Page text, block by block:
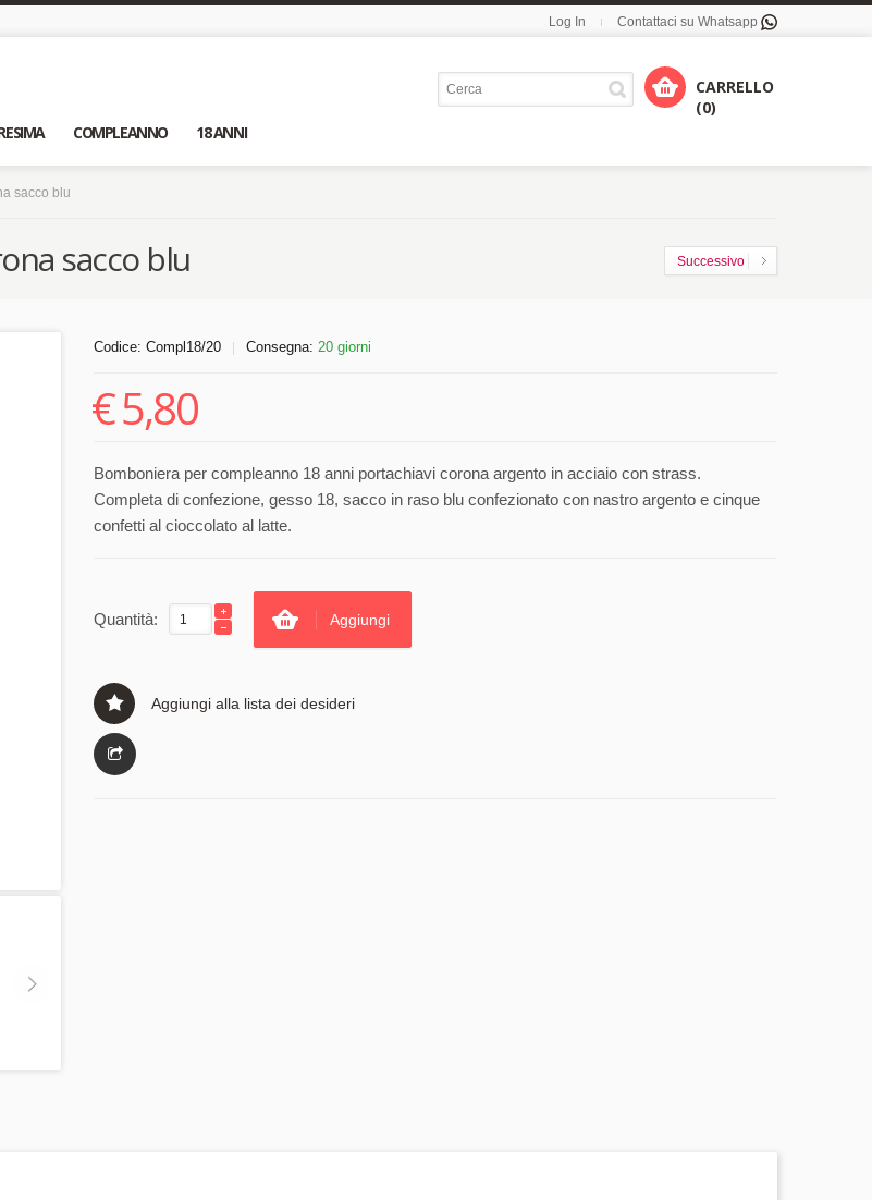
Log In Contattaci su Whatsapp
COMPLEANNO 18 ANNI
CARRELLO
(0)
sacco blu
Successivo
sacco blu
Codice: Compl18/20 Consegna: 20 giorni
€5,80
Bomboniera per compleanno 18 anni portachiavi corona argento in acciaio con strass.
Completa di confezione, gesso 18, sacco in raso blu confezionato con nastro argento e cinque
confetti al cioccolato al latte.
Quantità: Aggiungi
Aggiungi alla lista dei desideri